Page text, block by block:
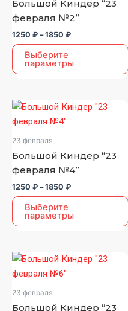
Большой Киндер “23
февраля №2”
1250 ₽ – 1850 ₽
Выберите
параметры
вариаций.
Опции
можно
выбрать
23 февраля
Большой Киндер “23
февраля №4”
1250 ₽ – 1850 ₽
Диапазон
цен:
Выберите
параметры
Этот
товар
несколько
вариаций.
Опции
можно
выбрать
23 февраля
Большой Киндер “23
Диапазон
цен:
Этот
товар
несколько